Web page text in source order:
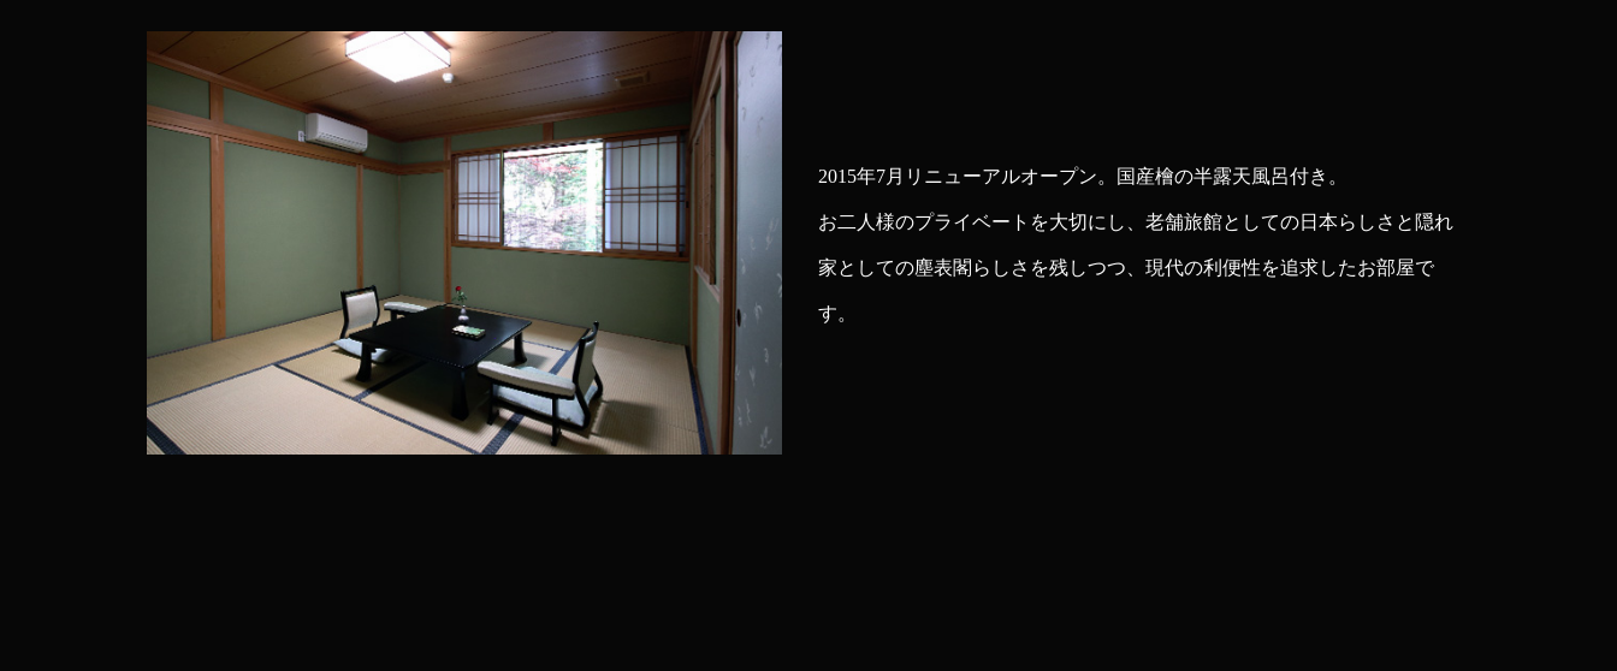
2015年7月リニューアルオープン。国産檜の半露天風呂付き。
お二人様のプライベートを大切にし、老舗旅館としての日本らしさと隠れ
家としての塵表閣らしさを残しつつ、現代の利便性を追求したお部屋で
す。